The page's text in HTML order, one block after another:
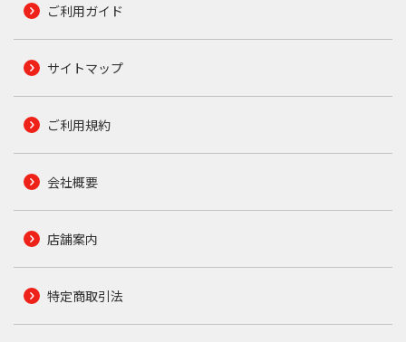
ご利用ガイド
サイトマップ
ご利用規約
会社概要
店舗案内
特定商取引法